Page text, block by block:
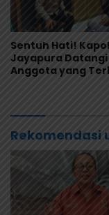
Sentuh Hati!
Jayapura Datangi
Anggota yang
Rekomendasi